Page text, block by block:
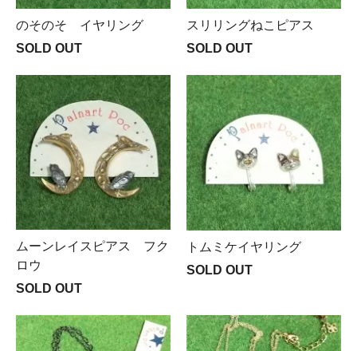
のそのそ イヤリング
SOLD OUT
スリリングねこピアス
SOLD OUT
ムーンレイスピアス フク
ロウ
SOLD OUT
トムミケイヤリング
SOLD OUT